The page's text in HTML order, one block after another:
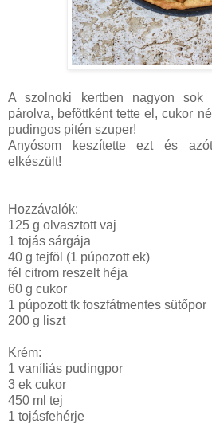
A szolnoki kertben nagyon sok
párolva, befőttként tette el, cukor
pudingos pitén szuper!
Anyósom keszítette ezt és
elkészült!
Hozzávalók:
125 g olvasztott vaj
1 tojás sárgája
40 g tejföl (1 púpozott ek)
fél citrom reszelt héja
60 g cukor
1 púpozott tk foszfátmentes sütőpor
200 g liszt
Krém:
1 vaníliás pudingpor
3 ek cukor
450 ml tej
1 tojásfehérje